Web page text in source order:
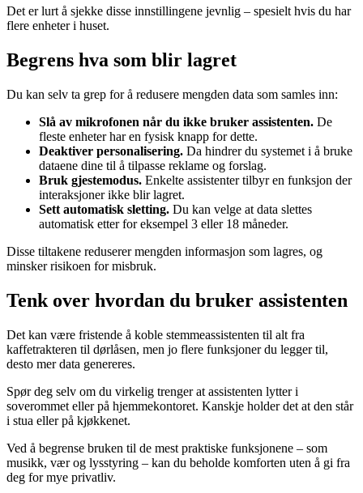
Det er lurt å sjekke disse innstillingene jevnlig – spesielt hvis du har
flere enheter i huset.
Begrens hva som blir lagret
Du kan selv ta grep for å redusere mengden data som samles inn:
Slå av mikrofonen når du ikke bruker assistenten. De
fleste enheter har en fysisk knapp for dette.
Deaktiver personalisering. Da hindrer du systemet i å bruke
dataene dine til å tilpasse reklame og forslag.
Bruk gjestemodus. Enkelte assistenter tilbyr en funksjon der
interaksjoner ikke blir lagret.
Sett automatisk sletting. Du kan velge at data slettes
automatisk etter for eksempel 3 eller 18 måneder.
Disse tiltakene reduserer mengden informasjon som lagres, og
minsker risikoen for misbruk.
Tenk over hvordan du bruker assistenten
Det kan være fristende å koble stemmeassistenten til alt fra
kaffetrakteren til dørlåsen, men jo flere funksjoner du legger til,
desto mer data genereres.
Spør deg selv om du virkelig trenger at assistenten lytter i
soverommet eller på hjemmekontoret. Kanskje holder det at den står
i stua eller på kjøkkenet.
Ved å begrense bruken til de mest praktiske funksjonene – som
musikk, vær og lysstyring – kan du beholde komforten uten å gi fra
deg for mye privatliv.